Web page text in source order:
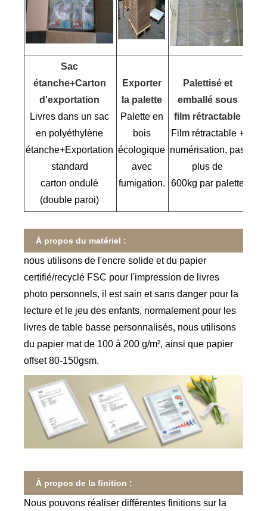
Sac
étanche+Carton
d'exportation
Livres dans un sac
en polyéthylène
étanche+Exportation
standard
carton ondulé
(double paroi)
Exporter
la palette
Palette en
bois
écologique
avec
fumigation.
Palettisé et
emballé sous
film rétractable
Film rétractable +
numérisation, pas
plus de
600kg par palette
À propos du matériel :
nous utilisons de l'encre solide et du papier
certifié/recyclé FSC pour l'impression de livres
photo personnels, il est sain et sans danger pour la
lecture et le jeu des enfants, normalement pour les
livres de table basse personnalisés, nous utilisons
du papier mat de 100 à 200 g/m², ainsi que papier
offset 80-150gsm.
À propos de la finition :
Nous pouvons réaliser différentes finitions sur la